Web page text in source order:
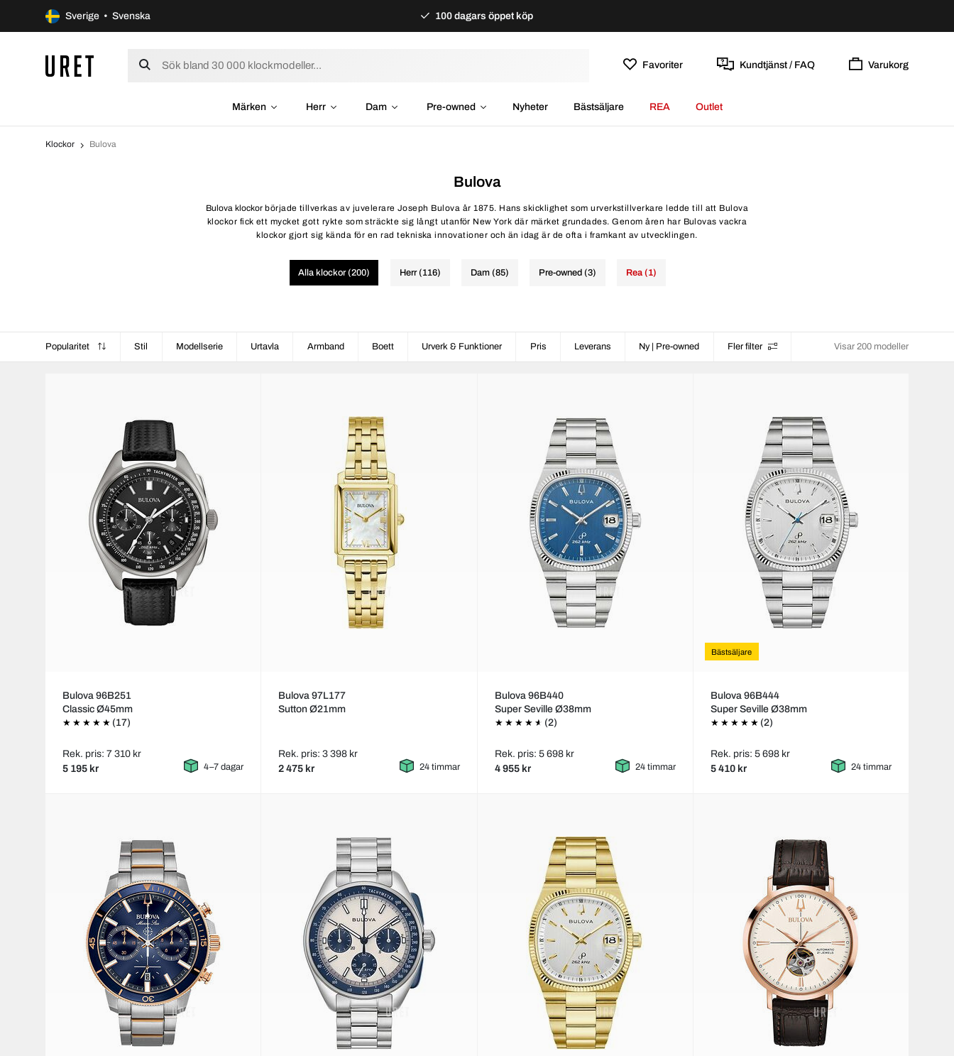
Sverige • Svenska 100 dagars öppet köp
Favoriter Kundtjänst / FAQ Varukorg
Märken Herr Dam Pre-owned Nyheter Bästsäljare REA Outlet
Klockor Bulova
Bulova
Bulova klockorbörjade tillverkas av juvelerare Joseph Bulova år 1875. Hans skicklighet som urverkstillverkare ledde till att Bulova
klockor fick ett mycket gott rykte som sträckte sig långt utanför New York där märket grundades. Genom åren har Bulovas vackra
klockor gjort sig kända för en rad tekniska innovationer och än idag är de ofta i framkant av utvecklingen.
Alla klockor (200) Herr (116) Dam (85) Pre-owned (3) Rea (1)
Popularitet Stil Modellserie Urtavla Armband Boett Urverk & Funktioner Pris Leverans Ny | Pre-owned Fler filter Visar 200 modeller
Bulova 96B251
Classic Ø45mm
(17)
Rek. pris: 7 310 kr
5 195 kr 4–7 dagar
Bulova 97L177
Sutton Ø21mm
Rek. pris: 3 398 kr
2 475 kr 24 timmar
Bulova 96B440
Super Seville Ø38mm
(2)
Rek. pris: 5 698 kr
4 955 kr 24 timmar
Bästsäljare
Bulova 96B444
Super Seville Ø38mm
(2)
Rek. pris: 5 698 kr
5 410 kr 24 timmar